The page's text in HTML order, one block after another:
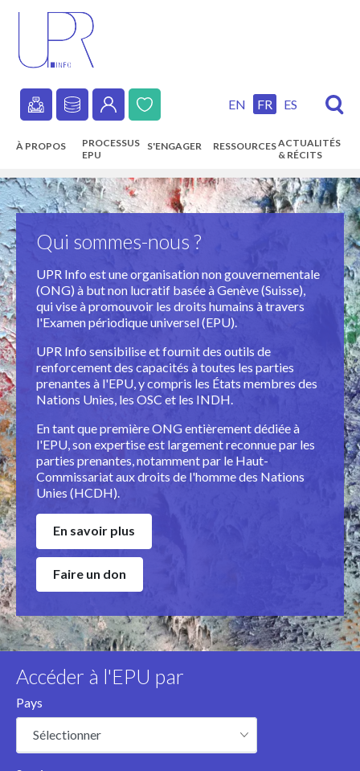
content
Secondary
navigation
EN FR ES
Main
navigation
À PROPOS
PROCESSUS
EPU
S'ENGAGER RESSOURCESACTUALITÉS
& RÉCITS
Qui sommes-nous ?
UPR Info est une organisation non gouvernementale
(ONG) à but non lucratif basée à Genève (Suisse),
qui vise à promouvoir les droits humains à travers
l'Examen périodique universel (EPU).
UPR Info sensibilise et fournit des outils de
renforcement des capacités à toutes les parties
prenantes à l'EPU, y compris les États membres des
Nations Unies, les OSC et les INDH.
En tant que première ONG entièrement dédiée à
l'EPU, son expertise est largement reconnue par les
parties prenantes, notamment par le Haut-
Commissariat aux droits de l'homme des Nations
Unies (HCDH).
En savoir plus
Faire un don
Accéder à l'EPU par
Pays
Sélectionner